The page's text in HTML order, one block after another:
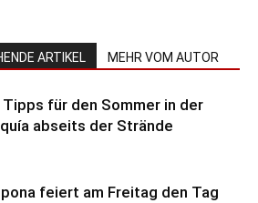
ARTIKEL MEHR VOM AUTOR
Tipps für den Sommer in der
abseits der Strände
feiert am Freitag den Tag